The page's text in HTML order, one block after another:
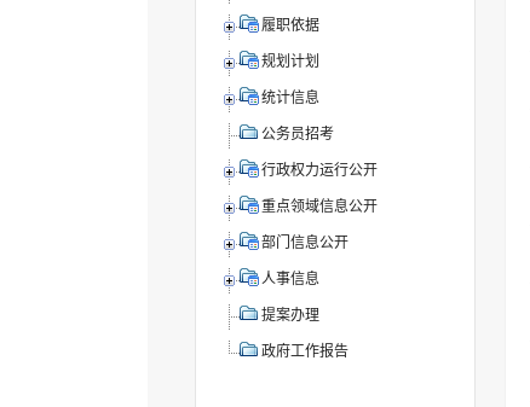
履职依据
规划计划
统计信息
公务员招考
行政权力运行公开
重点领域信息公开
部门信息公开
人事信息
提案办理
政府工作报告